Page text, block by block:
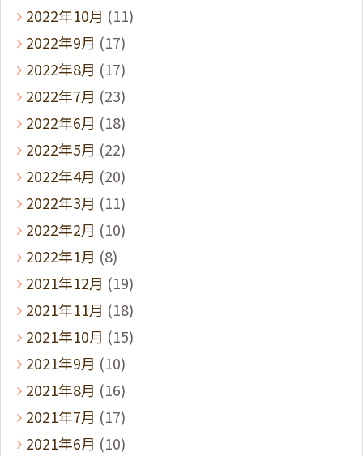
2022年10月 (11)
2022年9月 (17)
2022年8月 (17)
2022年7月 (23)
2022年6月 (18)
2022年5月 (22)
2022年4月 (20)
2022年3月 (11)
2022年2月 (10)
2022年1月 (8)
2021年12月 (19)
2021年11月 (18)
2021年10月 (15)
2021年9月 (10)
2021年8月 (16)
2021年7月 (17)
2021年6月 (10)